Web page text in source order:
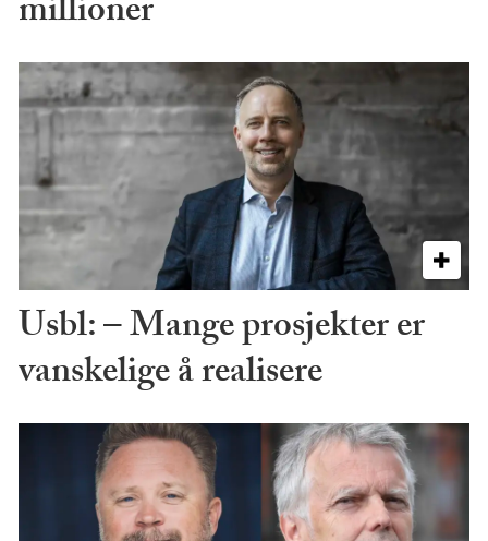
millioner
Usbl: – Mange prosjekter er
vanskelige å realisere